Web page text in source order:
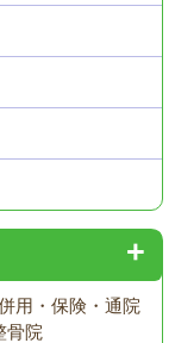
用・保険・通院
骨院